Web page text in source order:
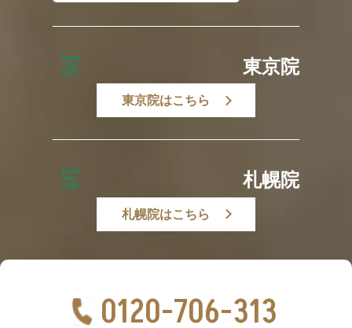
東京院
東京院はこちら
札幌院
札幌院はこちら
0120-706-313